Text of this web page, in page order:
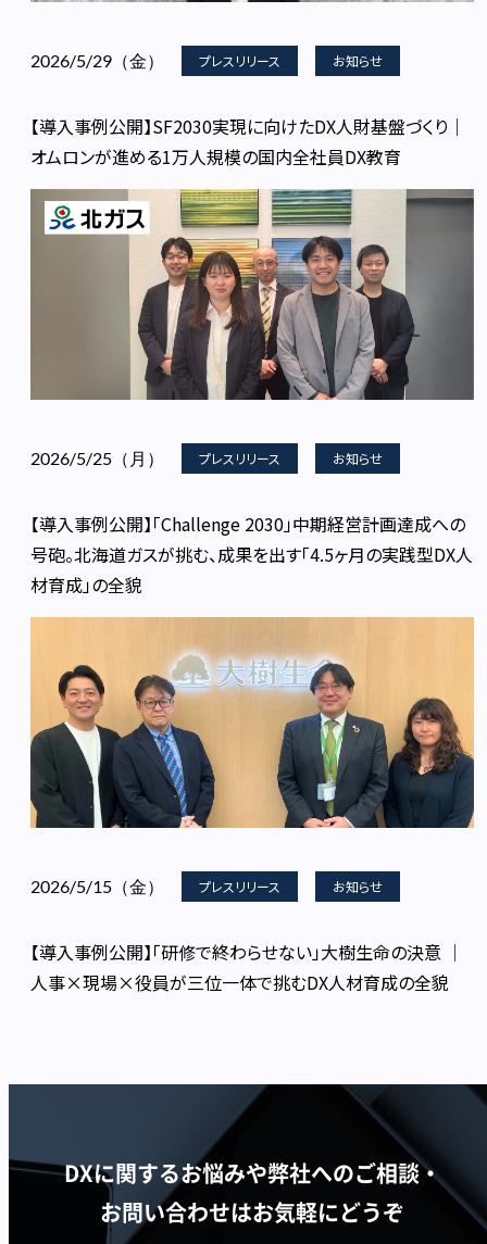
2026/5/29（金） プレスリリース お知らせ
【導入事例公開】SF2030実現に向けたDX人財基盤づくり｜
オムロンが進める1万人規模の国内全社員DX教育
2026/5/25（月） プレスリリース お知らせ
【導入事例公開】「Challenge 2030」中期経営計画達成への
号砲。北海道ガスが挑む、成果を出す「4.5ヶ月の実践型DX人
材育成」の全貌
2026/5/15（金） プレスリリース お知らせ
【導入事例公開】「研修で終わらせない」大樹生命の決意 │
人事×現場×役員が三位一体で挑むDX人材育成の全貌
DXに関するお悩みや弊社へのご相談・
お問い合わせはお気軽にどうぞ